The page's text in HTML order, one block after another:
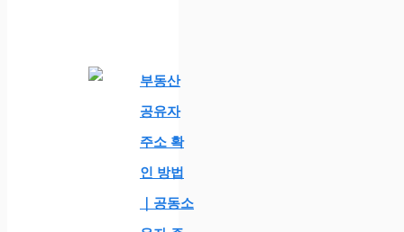
부동산
공유자
주소 확
인 방법
｜공동소